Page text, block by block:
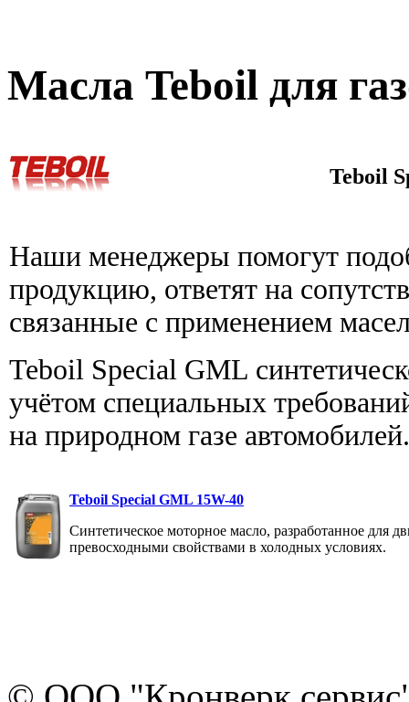
Масла Teboil для
Teboil
Наши менеджеры помогут
продукцию, ответят на
связанные с применением
Teboil Special GML
учётом специальных
на природном газе автомобилей.
Teboil Special GML 15W-40
Синтетическое моторное масло, разработанное для
превосходными свойствами в холодных условиях.